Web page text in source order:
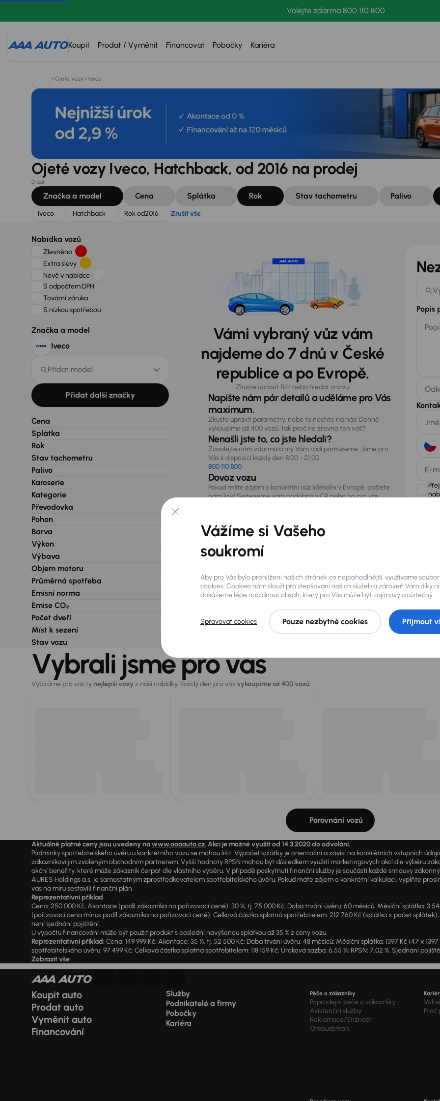
Volejte zdarma 800 110 800
Koupit Prodat / Vyměnit Financovat Pobočky Kariéra
Hledáte: Zrušit vše
Ojeté vozy Iveco
Ojeté vozy Iveco, Hatchback, od 2016 na prodej
0 aut
Značka a model Cena Splátka Rok Stav tachometru Palivo
Iveco Hatchback Rok od2016 Zrušit vše
Nabídka vozů
Zlevněno
Extra slevy
Nově v nabídce
S odpočtem DPH
Tovární záruka
S nízkou spotřebou
Značka a model
Iveco
Přidat model
Přidat další značky
Cena
Splátka
Rok
Stav tachometru
Palivo
Karoserie
Kategorie
Převodovka
Pohon
Barva
Výkon
Výbava
Objem motoru
Průměrná spotřeba
Emisní norma
Emise CO₂
Počet dveří
Míst k sezení
Stav vozu
Vámi vybraný vůz vám
najdeme do 7 dnů v České
republice a po Evropě.
Zkuste upravit filtr nebo hledat znovu.
Napište nám pár detailů a uděláme pro Vás
maximum.
Zkuste upravit parametry, nebo to nechte na nás! Denně
vykoupíme až 400 vozů, tak proč ne zrovna ten váš?
Nenašli jste to, co jste hledali?
Zavolejte nám zdarma a my Vám rádi pomůžeme. Jsme pro
Vás k dispozici každý den 8:00 - 21:00.
800 110 800
Dovoz vozu
Pokud máte zájem o konkrétní vůz kdekoliv v Evropě, pošlete
nám link! Seženeme vám podobný v ČR nebo ho pro vás
Popis
E-
AURES
Vybrali jsme pro vás
Vybíráme pro vás ty nejlepší vozy z naší nabídky. Každý den pro vásvykoupíme až 400 vozů.
Porovnání vozů
Aktuálně platné ceny jsou uvedeny nawww.aaaauto.cz. Akci je možné využít od 14.3.2020 do odvolání.
Podmínky spotřebitelského úvěru u konkrétního vozu se mohou lišit. Výpočet splátky je orientační a závisí na konkrétních vstupních
zákazníkovi jim zvoleným obchodním partnerem. Vyšší hodnoty RPSN mohou být důsledkem využití marketingových akcí dle výběru
akční benefity, které může zákazník čerpat dle vlastního výběru. V případě poskytnutí finanční služby je součástí každé smlouvy
AURES Holdings a.s. je samostatným zprostředkovatelem spotřebitelského úvěru. Pokud máte zájem o konkrétní kalkulaci, vyplňte
vás na míru sestavili finanční plán.
Reprezentativní příklad
Cena: 250 000 Kč, Akontace (podíl zákazníka na pořizovací ceně): 30 %, tj. 75 000 Kč, Doba trvání úvěru: 60 měsíců, Měsíční splátka: 3
(pořizovací cena mínus podíl zákazníka na pořizovací ceně), Celková částka splatná spotřebitelem: 212 760 Kč (splátka x počet splátek),
není sjednání pojištění.
U výpočtu financování může být použit produkt s poslední navýšenou splátkou až 35 % z ceny vozu.
Reprezentativní příklad:Cena: 149 999 Kč; Akontace: 35 %, tj. 52 500 Kč; Doba trvání úvěru: 48 měsíců; Měsíční splátka: 1397 Kč (47 x
spotřebitelského úvěru: 97 499 Kč; Celková částka splatná spotřebitelem: 118 159 Kč; Úroková sazba: 6,55 %; RPSN: 7,02 %. Sjednání
Zobrazit vše
Koupit auto
Prodat auto
Vyměnit auto
Financování
Služby
Podnikatelé a firmy
Pobočky
Kariéra
Péče o zákazníky
Poprodejní péče o zákazníky
Asistenční služby
Reklamace/Stížnosti
Ombudsman
Proč
Vážíme si Vašeho
soukromí
Aby pro Vás bylo prohlížení našich stránek co nejpohodlnější, využíváme
cookies. Cookies nám slouží pro zlepšování našich služeb a zároveň Vám díky
dokážeme lépe nabídnout obsah, který pro Vás může být zajímavý a užitečný.
Spravovat cookies Pouze nezbytné cookies Přijmout